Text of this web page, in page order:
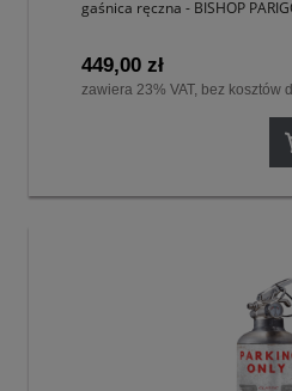
gaśnica ręczna - BISHOP
449,00 zł
zawiera 23% VAT, bez kosztów